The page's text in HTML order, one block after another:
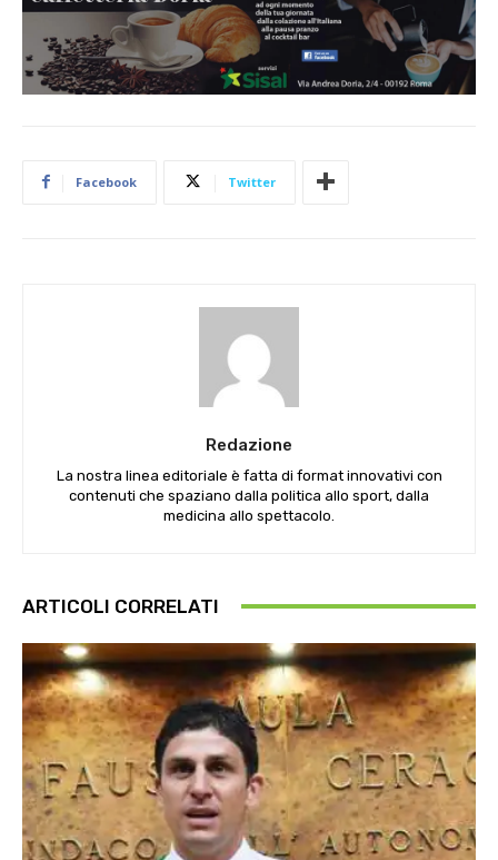
Facebook Twitter
Redazione
La nostra linea editoriale è fatta di format innovativi con
contenuti che spaziano dalla politica allo sport, dalla
medicina allo spettacolo.
ARTICOLI CORRELATI